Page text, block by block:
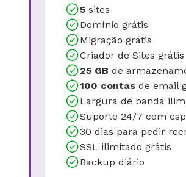
5 sites
Domínio grátis
Migração grátis
Criador de Sites grátis
25 GB de
100 contas de email
Largura de banda
Suporte 24/7 com
30 dias para pedir
SSL ilimitado grátis
Backup diário